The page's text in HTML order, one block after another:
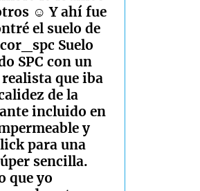
☺️ Y ahí fue
el suelo de
Suelo
SPC con un
que iba
de la
incluido en
y
para una
sencilla.
que yo